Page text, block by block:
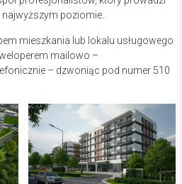
poziomie.
mieszkania lub lokalu usługowego
mailowo –
– dzwoniąc pod numer 510